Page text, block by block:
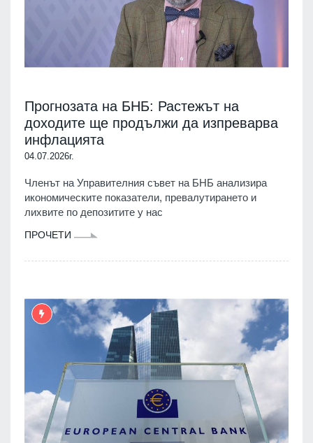
Прогнозата на БНБ: Растежът на
доходите ще продължи да изпреварва
инфлацията
04.07.2026г.
Членът на Управителния съвет на БНБ анализира
икономическите показатели, превалутирането и
лихвите по депозитите у нас
ПРОЧЕТИ